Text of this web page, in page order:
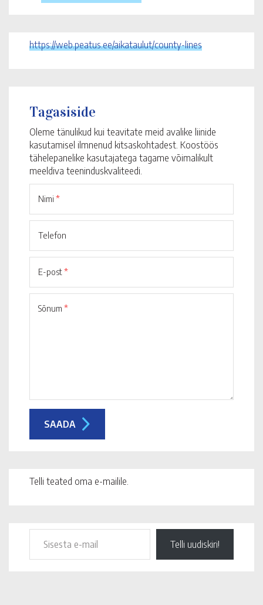
https://web.peatus.ee/aikataulut/county-lines
Tagasiside
Oleme tänulikud kui teavitate meid avalike liinide
kasutamisel ilmnenud kitsaskohtadest. Koostöös
tähelepanelike kasutajatega tagame võimalikult
meeldiva teeninduskvaliteedi.
Nimi *
Telefon
E-post*
Sõnum *
Telli teated oma e-mailile.
Telli uudiskiri!